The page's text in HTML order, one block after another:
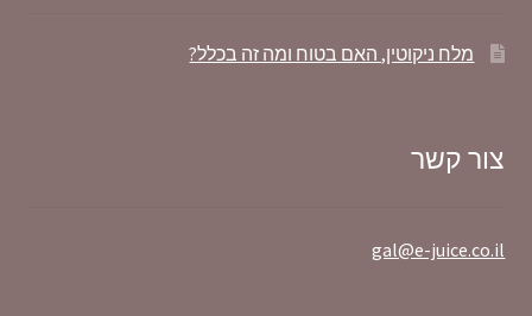
מלח ניקוטין, האם בטוח ומה זה בכלל?
צור קשר
gal@e-juice.co.il